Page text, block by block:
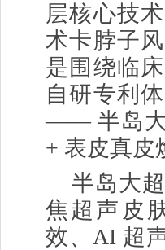
层核心技
术卡脖子
是围绕临
自研专利
—— 半岛大
+ 表皮真皮
半岛大
焦超声皮
效、AI 超